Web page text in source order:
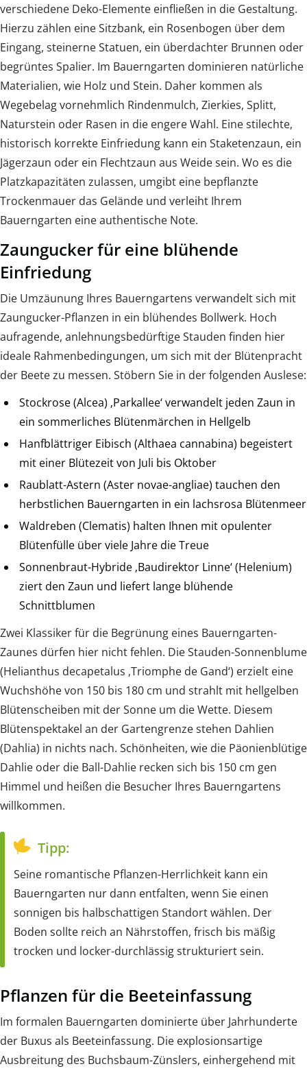
verschiedene Deko-Elemente einfließen in die Gestaltung.
Hierzu zählen eine Sitzbank, ein Rosenbogen über dem
Eingang, steinerne Statuen, ein überdachter Brunnen oder
begrüntes Spalier. Im Bauerngarten dominieren natürliche
Materialien, wie Holz und Stein. Daher kommen als
Wegebelag vornehmlich Rindenmulch, Zierkies, Splitt,
Naturstein oder Rasen in die engere Wahl. Eine stilechte,
historisch korrekte Einfriedung kann ein Staketenzaun, ein
Jägerzaun oder ein Flechtzaun aus Weide sein. Wo es die
Platzkapazitäten zulassen, umgibt eine bepflanzte
Trockenmauer das Gelände und verleiht Ihrem
Bauerngarten eine authentische Note.
Zaungucker für eine blühende
Einfriedung
Die Umzäunung Ihres Bauerngartens verwandelt sich mit
Zaungucker-Pflanzen in ein blühendes Bollwerk. Hoch
aufragende, anlehnungsbedürftige Stauden finden hier
ideale Rahmenbedingungen, um sich mit der Blütenpracht
der Beete zu messen. Stöbern Sie in der folgenden Auslese:
Stockrose (Alcea) ‚Parkallee‘ verwandelt jeden Zaun in
ein sommerliches Blütenmärchen in Hellgelb
Hanfblättriger Eibisch (Althaea cannabina) begeistert
mit einer Blütezeit von Juli bis Oktober
Raublatt-Astern (Aster novae-angliae) tauchen den
herbstlichen Bauerngarten in ein lachsrosa Blütenmeer
Waldreben (Clematis) halten Ihnen mit opulenter
Blütenfülle über viele Jahre die Treue
Sonnenbraut-Hybride ‚Baudirektor Linne‘ (Helenium)
ziert den Zaun und liefert lange blühende
Schnittblumen
Zwei Klassiker für die Begrünung eines Bauerngarten-
Zaunes dürfen hier nicht fehlen. Die Stauden-Sonnenblume
(Helianthus decapetalus ‚Triomphe de Gand‘) erzielt eine
Wuchshöhe von 150 bis 180 cm und strahlt mit hellgelben
Blütenscheiben mit der Sonne um die Wette. Diesem
Blütenspektakel an der Gartengrenze stehen Dahlien
(Dahlia) in nichts nach. Schönheiten, wie die Päonienblütige
Dahlie oder die Ball-Dahlie recken sich bis 150 cm gen
Himmel und heißen die Besucher Ihres Bauerngartens
willkommen.
Tipp:
Seine romantische Pflanzen-Herrlichkeit kann ein
Bauerngarten nur dann entfalten, wenn Sie einen
sonnigen bis halbschattigen Standort wählen. Der
Boden sollte reich an Nährstoffen, frisch bis mäßig
trocken und locker-durchlässig strukturiert sein.
Pflanzen für die Beeteinfassung
Im formalen Bauerngarten dominierte über Jahrhunderte
der Buxus als Beeteinfassung. Die explosionsartige
Ausbreitung des Buchsbaum-Zünslers, einhergehend mit